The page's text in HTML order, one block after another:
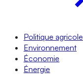
Politique agricole
Environnement
Économie
Énergie